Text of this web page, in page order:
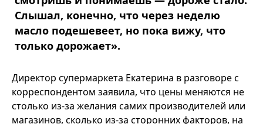
Слышал, конечно, что через неделю
масло подешевеет, но пока вижу, что
только дорожает».
Директор супермаркета Екатерина в разговоре с
корреспондентом заявила, что цены меняются не
столько из-за желания самих производителей или
магазинов, сколько из-за сторонних факторов, на